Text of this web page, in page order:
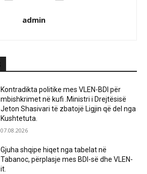
admin
Kontradikta politike mes VLEN-BDI për
mbishkrimet në kufi .Ministri i Drejtësisë
Jeton Shasivari të zbatojë Ligjin që del nga
Kushtetuta.
07.08.2026
Gjuha shqipe hiqet nga tabelat në
Tabanoc, përplasje mes BDI-së dhe VLEN-
it.